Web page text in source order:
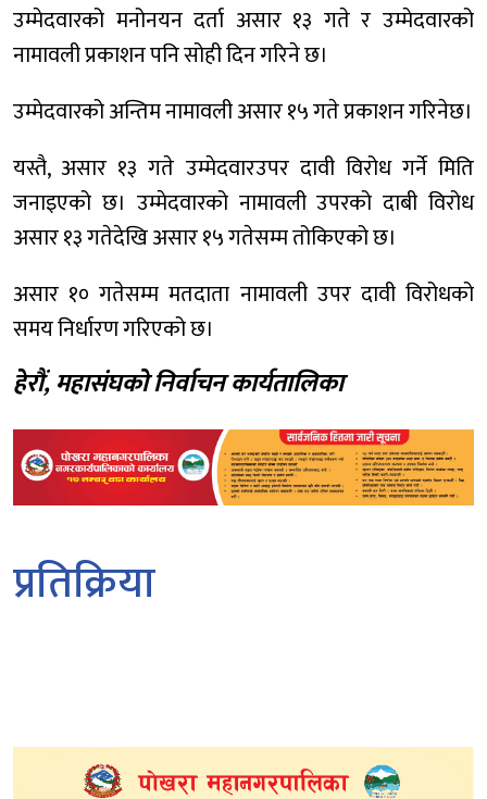
उम्मेदवारको मनोनयन दर्ता असार १३ गते र उम्मेदवारको
नामावली प्रकाशन पनि सोही दिन गरिने छ।
उम्मेदवारको अन्तिम नामावली असार १५ गते प्रकाशन गरिनेछ।
यस्तै, असार १३ गते उम्मेदवारउपर दावी विरोध गर्ने मिति
जनाइएको छ। उम्मेदवारको नामावली उपरको दाबी विरोध
असार १३ गतेदेखि असार १५ गतेसम्म तोकिएको छ।
असार १० गतेसम्म मतदाता नामावली उपर दावी विरोधको
समय निर्धारण गरिएको छ।
हेरौं, महासंघको निर्वाचन कार्यतालिका
प्रतिक्रिया